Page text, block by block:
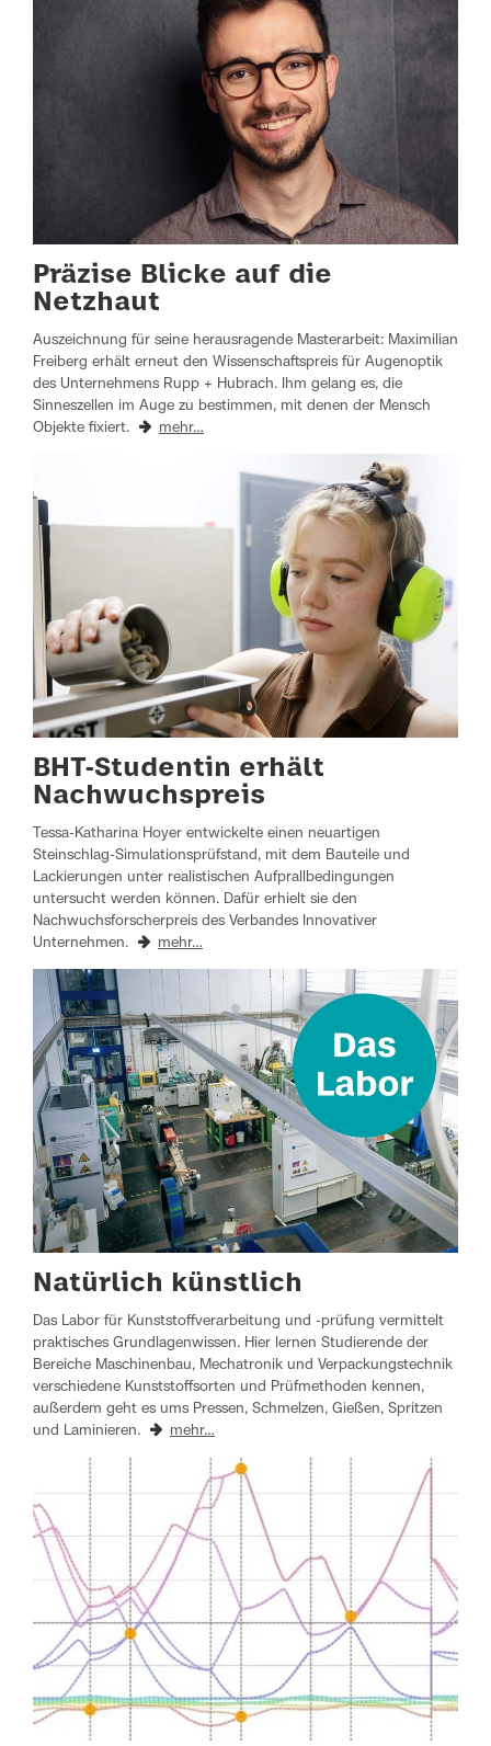
Präzise Blicke auf die
Netzhaut
Auszeichnung für seine herausragende Masterarbeit: Maximilian
Freiberg erhält erneut den Wissenschaftspreis für Augenoptik
des Unternehmens Rupp + Hubrach. Ihm gelang es, die
Sinneszellen im Auge zu bestimmen, mit denen der Mensch
Objekte fixiert.
mehr…
BHT-Studentin erhält
Nachwuchspreis
Tessa-Katharina Hoyer entwickelte einen neuartigen
Steinschlag-Simulationsprüfstand, mit dem Bauteile und
Lackierungen unter realistischen Aufprallbedingungen
untersucht werden können. Dafür erhielt sie den
Nachwuchsforscherpreis des Verbandes Innovativer
Unternehmen.
mehr…
Natürlich künstlich
Das Labor für Kunststoffverarbeitung und -prüfung vermittelt
praktisches Grundlagenwissen. Hier lernen Studierende der
Bereiche Maschinenbau, Mechatronik und Verpackungstechnik
verschiedene Kunststoffsorten und Prüfmethoden kennen,
außerdem geht es ums Pressen, Schmelzen, Gießen, Spritzen
und Laminieren.
mehr…